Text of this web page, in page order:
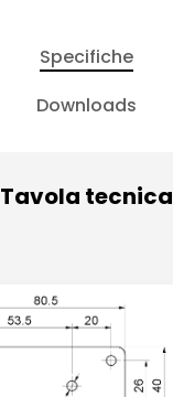
Specifiche
Downloads
Tavola tecnica